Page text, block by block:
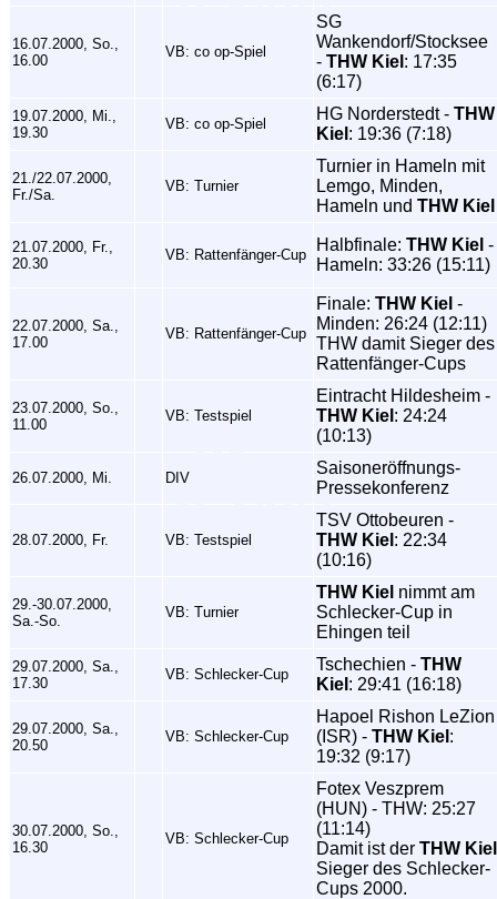
16.07.2000, So.,
16.00
VB: co op-Spiel
SG
Wankendorf/Stocksee
- THW Kiel : 17:35
(6:17)
19.07.2000, Mi.,
19.30
VB: co op-Spiel
HG Norderstedt - THW
Kiel : 19:36 (7:18)
21./22.07.2000,
Fr./Sa.
VB: Turnier
Turnier in Hameln mit
Lemgo, Minden,
Hameln und THW Kiel
21.07.2000, Fr.,
20.30
VB: Rattenfänger-Cup
Halbfinale: THW Kiel -
Hameln: 33:26 (15:11)
22.07.2000, Sa.,
17.00
VB: Rattenfänger-Cup
Finale: THW Kiel -
Minden: 26:24 (12:11)
THW damit Sieger des
Rattenfänger-Cups
23.07.2000, So.,
11.00
VB: Testspiel
Eintracht Hildesheim -
THW Kiel : 24:24
(10:13)
26.07.2000, Mi. DIV
Saisoneröffnungs-
Pressekonferenz
28.07.2000, Fr. VB: Testspiel
TSV Ottobeuren -
THW Kiel : 22:34
(10:16)
29.-30.07.2000,
Sa.-So.
VB: Turnier
THW Kiel nimmt am
Schlecker-Cup in
Ehingen teil
29.07.2000, Sa.,
17.30
VB: Schlecker-Cup
Tschechien - THW
Kiel : 29:41 (16:18)
29.07.2000, Sa.,
20.50
VB: Schlecker-Cup
Hapoel Rishon LeZion
(ISR) - THW Kiel :
19:32 (9:17)
30.07.2000, So.,
16.30
VB: Schlecker-Cup
Fotex Veszprem
(HUN) - THW: 25:27
(11:14)
Damit ist der THW Kiel
Sieger des Schlecker-
Cups 2000.